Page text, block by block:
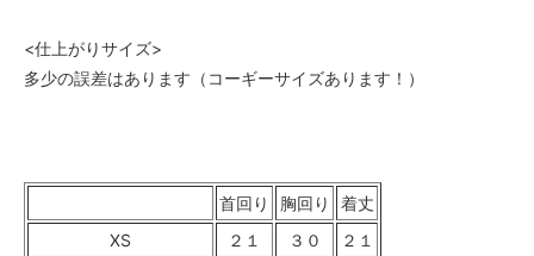
<仕上がりサイズ>
多少の誤差はあります（コーギーサイズあります！）
首回り 胸回り
着丈
XS
２１ ３０
２１